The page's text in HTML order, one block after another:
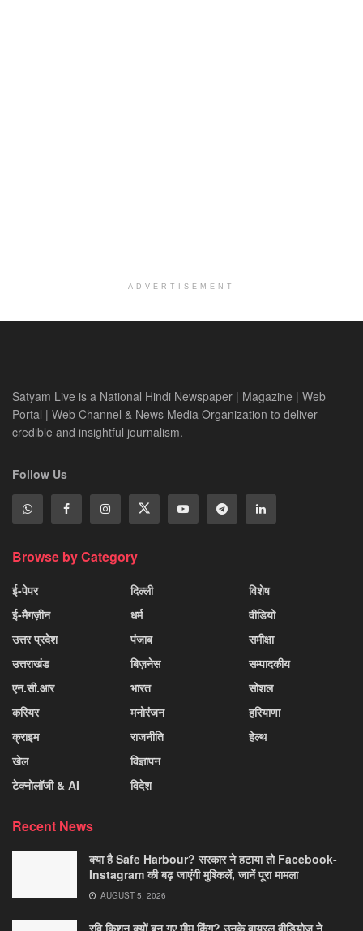
ADVERTISEMENT
Satyam Live is a National Hindi Newspaper | Magazine | Web
Portal | Web Channel & News Media Organization to deliver
credible and insightful journalism.
Follow Us
Browse by Category
ई-पेपर
ई-मैगज़ीन
उत्तर प्रदेश
उत्तराखंड
एन.सी.आर
करियर
क्राइम
खेल
टेक्नोलॉजी & AI
दिल्ली
धर्म
पंजाब
बिज़नेस
भारत
मनोरंजन
राजनीति
विज्ञापन
विदेश
विशेष
वीडियो
समीक्षा
सम्पादकीय
सोशल
हरियाणा
हेल्थ
Recent News
क्या है Safe Harbour? सरकार ने हटाया तो Facebook-
Instagram की बढ़ जाएंगी मुश्किलें, जानें पूरा मामला
AUGUST 5, 2026
रवि किशन क्यों बन गए मीम किंग? उनके वायरल वीडियोज ने